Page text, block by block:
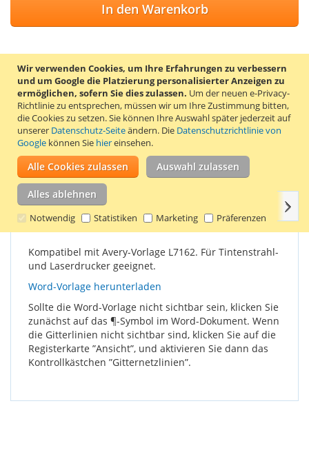
Wir verwenden Cookies, um Ihre Erfahrungen zu verbessern
und um Google die Platzierung personalisierter Anzeigen zu
ermöglichen, sofern Sie dies zulassen. Um der neuen e-Privacy-
Richtlinie zu entsprechen, müssen wir um Ihre Zustimmung bitten,
die Cookies zu setzen.Sie können Ihre Auswahl später jederzeit auf
unserer Datenschutz-Seiteändern. Die Datenschutzrichtlinie von
Google können Sie hiereinsehen.
Alle Cookies zulassen Auswahl zulassen
Alles ablehnen
Notwendig Statistiken Marketing Präferenzen
In den Warenkorb
ZUR WUNSCHLISTE HINZUFÜGEN
ZUR VERGLEICHSLISTE HINZUFÜGEN
Selbstklebende, mattweiße Etiketten auf A4-Bögen.
Abmessungen: 99,1 x 34 mm. 16 Etiketten pro Bogen. Verpackt
pro 100 Blatt (1600 Etiketten). Das Papiergewicht der Etiketten
beträgt 68 g/m² und des Backsheets 55 g/m².
Einzelheiten Bewertungen
Kompatibel mit Avery-Vorlage L7162. Für Tintenstrahl-
und Laserdrucker geeignet.
Word-Vorlage herunterladen
Sollte die Word-Vorlage nicht sichtbar sein, klicken Sie
zunächst auf das ¶-Symbol im Word-Dokument. Wenn
die Gitterlinien nicht sichtbar sind, klicken Sie auf die
Registerkarte ”Ansicht”, und aktivieren Sie dann das
Kontrollkästchen ”Gitternetzlinien”.